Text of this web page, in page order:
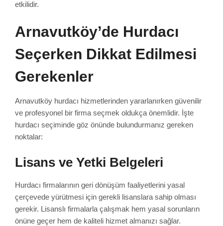
etkilidir.
Arnavutköy’de Hurdacı
Seçerken Dikkat Edilmesi
Gerekenler
Arnavutköy hurdacı hizmetlerinden yararlanırken güvenilir
ve profesyonel bir firma seçmek oldukça önemlidir. İşte
hurdacı seçiminde göz önünde bulundurmanız gereken
noktalar:
Lisans ve Yetki Belgeleri
Hurdacı firmalarının geri dönüşüm faaliyetlerini yasal
çerçevede yürütmesi için gerekli lisanslara sahip olması
gerekir. Lisanslı firmalarla çalışmak hem yasal sorunların
önüne geçer hem de kaliteli hizmet almanızı sağlar.